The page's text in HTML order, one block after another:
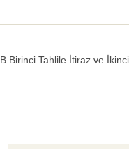
B.Birinci Tahlile İtiraz ve